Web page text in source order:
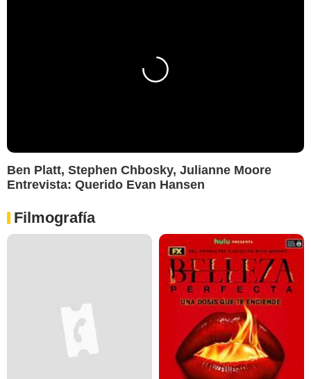
Ben Platt, Stephen Chbosky, Julianne Moore
Entrevista: Querido Evan Hansen
Filmografía